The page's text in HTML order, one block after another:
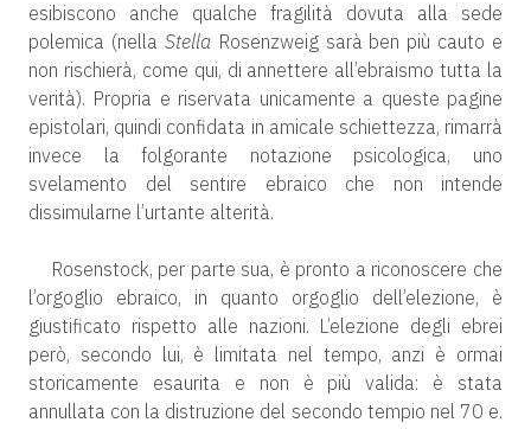
esibiscono anche qualche fragilità dovuta alla sede
polemica (nella StellaRosenzweig sarà ben più cauto e
non rischierà, come qui, di annettere all’ebraismo tutta la
verità). Propria e riservata unicamente a queste pagine
epistolari, quindi confidata in amicale schiettezza, rimarrà
invece la folgorante notazione psicologica, uno
svelamento del sentire ebraico che non intende
dissimularne l’urtante alterità.
Rosenstock, per parte sua, è pronto a riconoscere che
l’orgoglio ebraico, in quanto orgoglio dell’elezione, è
giustificato rispetto alle nazioni. L’elezione degli ebrei
però, secondo lui, è limitata nel tempo, anzi è ormai
storicamente esaurita e non è più valida: è stata
annullata con la distruzione del secondo tempio nel 70 e.